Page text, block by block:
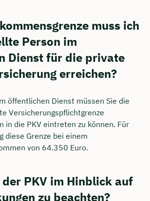
muss ich
Person im
Dienst für die private
erreichen?
öffentlichen Dienst müssen Sie die
Versicherungspflichtgrenze
in die PKV eintreten zu können. Für
diese Grenze bei einem
von 64.350 Euro.
PKV im Hinblick auf
zu beachten?